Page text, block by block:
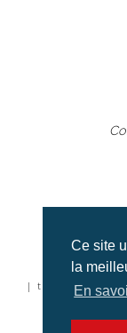
Ce site
la
En
| tous droits